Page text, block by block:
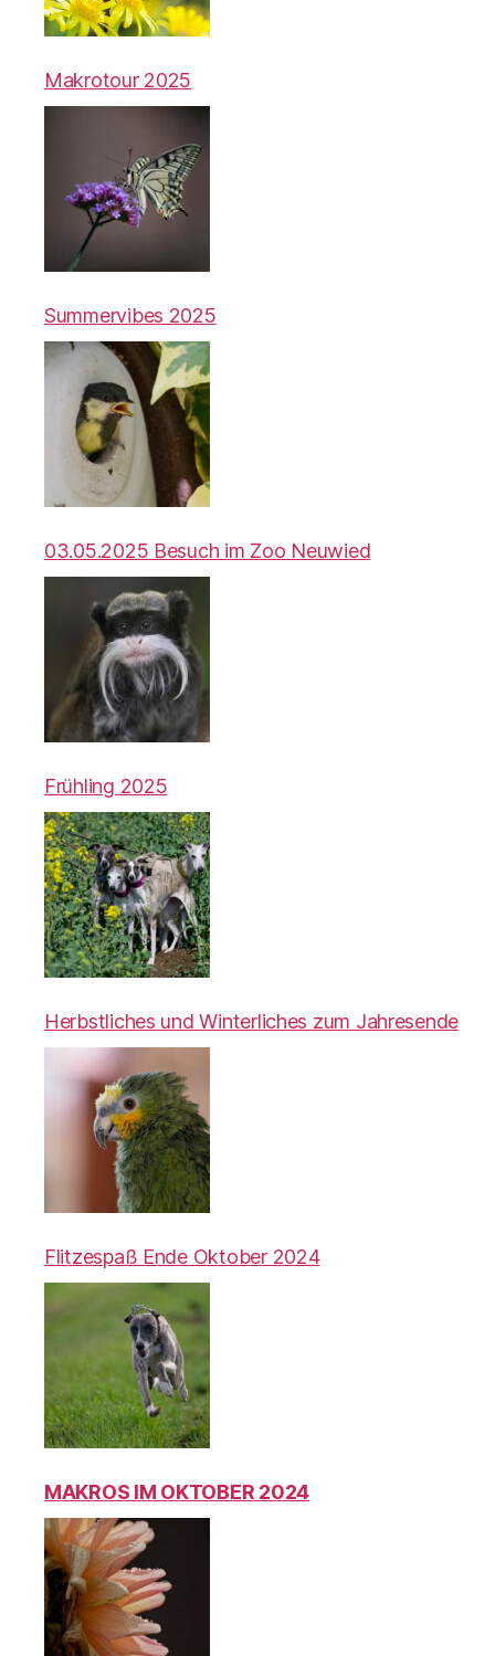
Makrotour 2025
Summervibes 2025
03.05.2025 Besuch im Zoo Neuwied
Frühling 2025
Herbstliches und Winterliches zum Jahresende
Flitzespaß Ende Oktober 2024
MAKROS IM OKTOBER 2024